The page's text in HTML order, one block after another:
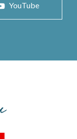
YouTube